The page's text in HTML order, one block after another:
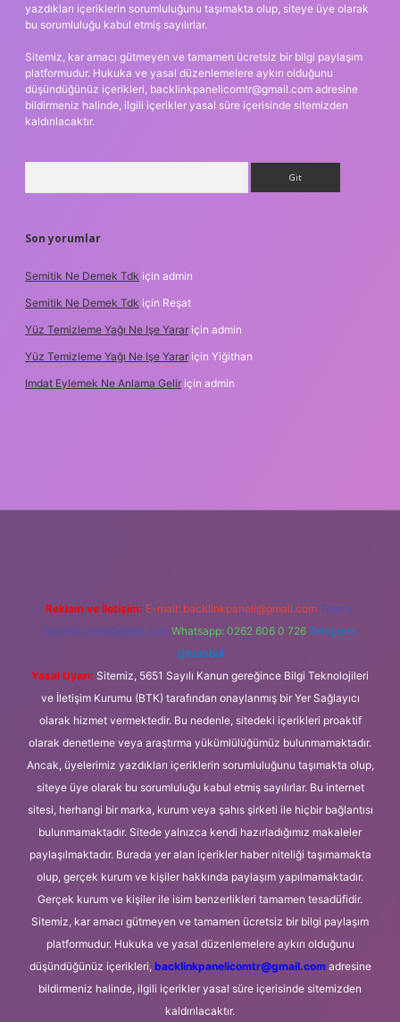
yazdıkları içeriklerin sorumluluğunu taşımakta olup, siteye üye olarak
bu sorumluluğu kabul etmiş sayılırlar.
Sitemiz, kar amacı gütmeyen ve tamamen ücretsiz bir bilgi paylaşım
platformudur. Hukuka ve yasal düzenlemelere aykırı olduğunu
düşündüğünüz içerikleri, backlinkpanelicomtr@gmail.com adresine
bildirmeniz halinde, ilgili içerikler yasal süre içerisinde sitemizden
kaldırılacaktır.
Son yorumlar
Semitik Ne Demek Tdk için admin
Semitik Ne Demek Tdk için Reşat
Yüz Temizleme Yağı Ne Işe Yarar için admin
Yüz Temizleme Yağı Ne Işe Yarar için Yiğithan
Imdat Eylemek Ne Anlama Gelir için admin
Reklam ve İletişim: E-mail: backlinkpaneli@gmail.com Teams:
forumhizmeti@gmail.com Whatsapp: 0262 606 0 726 Telegram:
@karabul
Yasal Uyarı: Sitemiz, 5651 Sayılı Kanun gereğince Bilgi Teknolojileri
ve İletişim Kurumu (BTK) tarafından onaylanmış bir Yer Sağlayıcı
olarak hizmet vermektedir. Bu nedenle, sitedeki içerikleri proaktif
olarak denetleme veya araştırma yükümlülüğümüz bulunmamaktadır.
Ancak, üyelerimiz yazdıkları içeriklerin sorumluluğunu taşımakta olup,
siteye üye olarak bu sorumluluğu kabul etmiş sayılırlar. Bu internet
sitesi, herhangi bir marka, kurum veya şahıs şirketi ile hiçbir bağlantısı
bulunmamaktadır. Sitede yalnızca kendi hazırladığımız makaleler
paylaşılmaktadır. Burada yer alan içerikler haber niteliği taşımamakta
olup, gerçek kurum ve kişiler hakkında paylaşım yapılmamaktadır.
Gerçek kurum ve kişiler ile isim benzerlikleri tamamen tesadüfidir.
Sitemiz, kar amacı gütmeyen ve tamamen ücretsiz bir bilgi paylaşım
platformudur. Hukuka ve yasal düzenlemelere aykırı olduğunu
düşündüğünüz içerikleri, backlinkpanelicomtr@gmail.comadresine
bildirmeniz halinde, ilgili içerikler yasal süre içerisinde sitemizden
kaldırılacaktır.